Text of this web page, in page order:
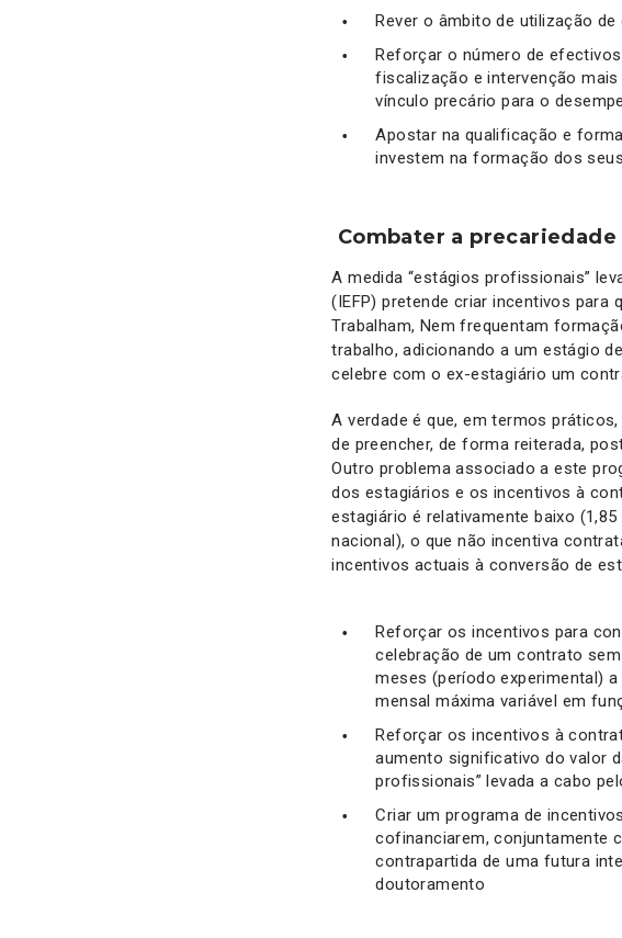
Rever o âmbito de utilização
Reforçar o número de
fiscalização e intervenção
vínculo precário para o
Apostar na qualificação e
investem na formação dos
Combater a
A medida “estágios profissionais”
(IEFP) pretende criar incentivos para
Trabalham, Nem frequentam
trabalho, adicionando a um estágio
celebre com o ex-estagiário um
A verdade é que, em termos
de preencher, de forma reiterada,
Outro problema associado a este
dos estagiários e os incentivos à
estagiário é relativamente baixo
nacional), o que não incentiva
incentivos actuais à conversão de
Reforçar os incentivos para
celebração de um contrato
meses (período experimental)
mensal máxima variável em
Reforçar os incentivos à
aumento significativo do valor
profissionais” levada a cabo
Criar um programa de
cofinanciarem, conjuntamente
contrapartida de uma futura
doutoramento